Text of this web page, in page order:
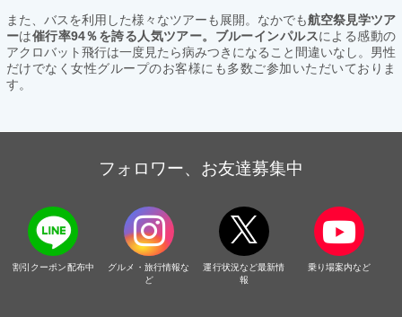
また、バスを利用した様々なツアーも展開。なかでも航空祭見学ツア
ーは催行率94％を誇る人気ツアー。ブルーインパルスによる感動の
アクロバット飛行は一度見たら病みつきになること間違いなし。男性
だけでなく女性グループのお客様にも多数ご参加いただいておりま
す。
フォロワー、お友達募集中
割引クーポン配布中
グルメ・旅行情報な
ど
運行状況など最新情
報
乗り場案内など